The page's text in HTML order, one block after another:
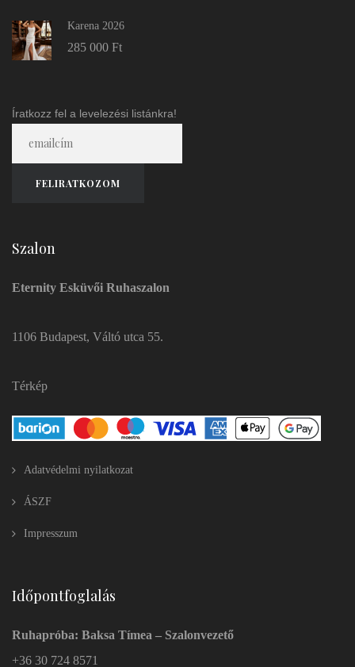
Karena 2026
285 000 Ft
Íratkozz fel a levelezési listánkra!
Szalon
Eternity Esküvői Ruhaszalon
1106 Budapest, Váltó utca 55.
Térkép
Adatvédelmi nyilatkozat
ÁSZF
Impresszum
Időpontfoglalás
Ruhapróba: Baksa Tímea – Szalonvezető
+36 30 724 8571